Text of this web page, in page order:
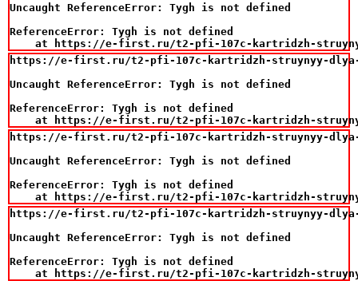
Uncaught ReferenceError: Tygh is not defined
ReferenceError: Tygh is not defined
at https://e-first.ru/t2-pfi-107c-kartridzh-
https://e-first.ru/t2-pfi-107c-kartridzh-struynyy-dlya-
Uncaught ReferenceError: Tygh is not defined
ReferenceError: Tygh is not defined
at https://e-first.ru/t2-pfi-107c-kartridzh-
https://e-first.ru/t2-pfi-107c-kartridzh-struynyy-dlya-
Uncaught ReferenceError: Tygh is not defined
ReferenceError: Tygh is not defined
at https://e-first.ru/t2-pfi-107c-kartridzh-
https://e-first.ru/t2-pfi-107c-kartridzh-struynyy-dlya-
Uncaught ReferenceError: Tygh is not defined
ReferenceError: Tygh is not defined
at https://e-first.ru/t2-pfi-107c-kartridzh-